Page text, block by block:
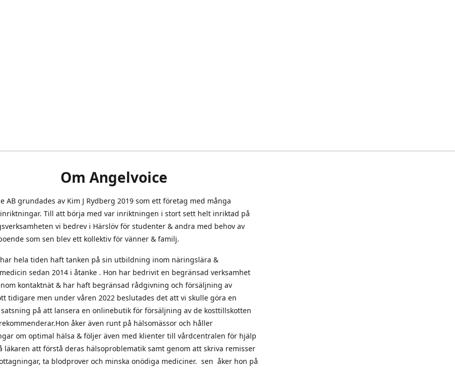
Om Angelvoice
AB grundades av Kim J Rydberg 2019 som ett företag med många
Till att börja med var inriktningen i stort sett helt inriktad på
vi bedrev i Härslöv för studenter & andra med behov av
som sen blev ett kollektiv för vänner & familj.
hela tiden haft tanken på sin utbildning inom näringslära &
sedan 2014 i åtanke . Hon har bedrivit en begränsad verksamhet
kontaktnät & har haft begränsad rådgivning och försäljning av
tidigare men under våren 2022 beslutades det att vi skulle göra en
på att lansera en onlinebutik för försäljning av de kosttillskotten
åker även runt på hälsomässor och håller
om optimal hälsa & följer även med klienter till vårdcentralen för hjälp
läkaren att förstå deras hälsoproblematik samt genom att skriva remisser
ta blodprover och minska onödiga mediciner. sen åker hon på